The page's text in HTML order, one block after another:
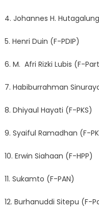
4. Johannes H.
5. Henri Duin (F-PDIP)
6. M. Afri Rizki Lubis (F-
7. Habiburrahman
8. Dhiyaul Hayati (F-PKS)
9. Syaiful Ramadhan (F-
10. Erwin Siahaan (F-HPP)
11. Sukamto (F-PAN)
12. Burhanuddi Sitepu (F-